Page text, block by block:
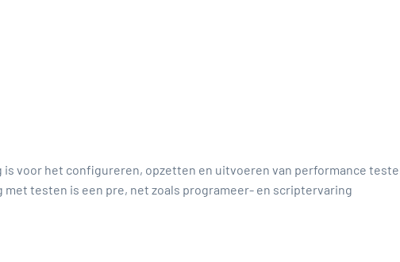
voor het configureren, opzetten en uitvoeren van performance
testen is een pre, net zoals programeer- en scriptervaring